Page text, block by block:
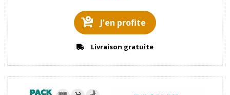
J'en profite
Livraison gratuite